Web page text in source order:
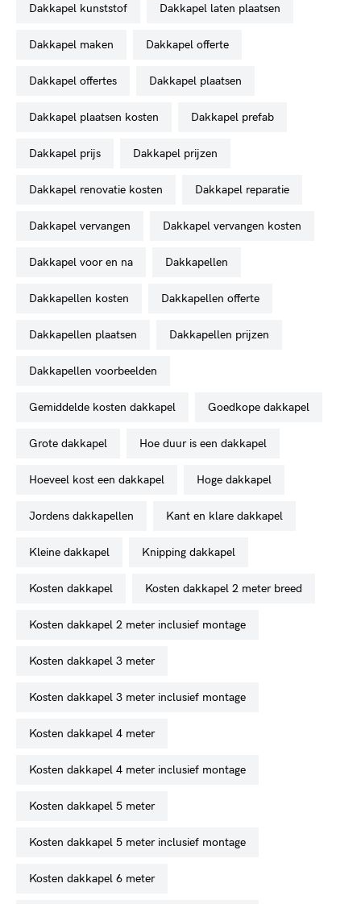
dakkapel kunststof dakkapel laten plaatsen
dakkapel maken dakkapel offerte
dakkapel offertes dakkapel plaatsen
dakkapel plaatsen kosten dakkapel prefab
dakkapel prijs dakkapel prijzen
dakkapel renovatie kosten dakkapel reparatie
dakkapel vervangen dakkapel vervangen kosten
dakkapel voor en na dakkapellen
dakkapellen kosten dakkapellen offerte
dakkapellen plaatsen dakkapellen prijzen
dakkapellen voorbeelden
gemiddelde kosten dakkapel goedkope dakkapel
grote dakkapel hoe duur is een dakkapel
hoeveel kost een dakkapel hoge dakkapel
jordens dakkapellen kant en klare dakkapel
kleine dakkapel knipping dakkapel
kosten dakkapel kosten dakkapel 2 meter breed
kosten dakkapel 2 meter inclusief montage
kosten dakkapel 3 meter
kosten dakkapel 3 meter inclusief montage
kosten dakkapel 4 meter
kosten dakkapel 4 meter inclusief montage
kosten dakkapel 5 meter
kosten dakkapel 5 meter inclusief montage
kosten dakkapel 6 meter